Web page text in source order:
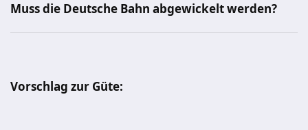
Muss die Deutsche Bahn abgewickelt werden?
Vorschlag zur Güte: